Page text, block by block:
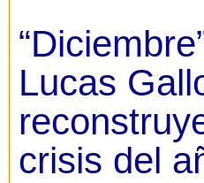
Lucas
crisis del